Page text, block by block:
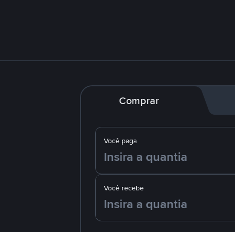
Comprar
Você paga
Você recebe